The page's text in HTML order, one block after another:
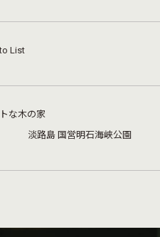
List
な木の家
淡路島 国営明石海峡公園